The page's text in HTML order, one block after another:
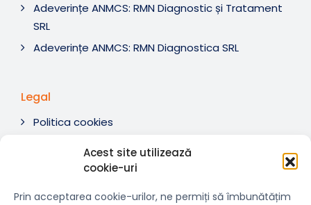
Acest site utilizează
cookie-uri
Prin acceptarea cookie-urilor, ne permiți să îmbunătățim
Adeverințe ANMCS: RMN Diagnostic și Tratament
SRL
Adeverințe ANMCS: RMN Diagnostica SRL
Legal
Politica cookies
Soluționare litigii